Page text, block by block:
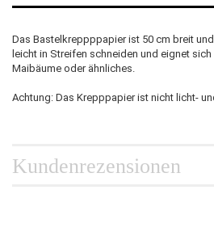
Das Bastelkreppppapier ist 50 cm breit
leicht in Streifen schneiden und eignet
Maibäume oder ähnliches.
Achtung: Das Krepppapier ist nicht licht-
Kundenrezensionen